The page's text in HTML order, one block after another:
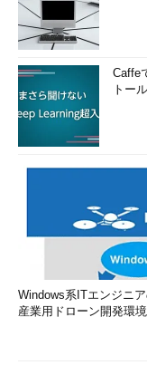
Caffe
トー
Windows系ITエンジニ
産業用ドローン開発環境